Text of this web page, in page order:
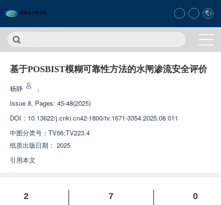
基于POSBIST模糊可靠性方法的水闸渗流安全评价
杨静
，
Issue 8, Pages: 45-48(2025)
DOI： 10.13622/j.cnki.cn42-1800/tv.1671-3354.2025.08.011
中图分类号： TV66;TV223.4
纸质出版日期： 2025
引用本文
2
7
0